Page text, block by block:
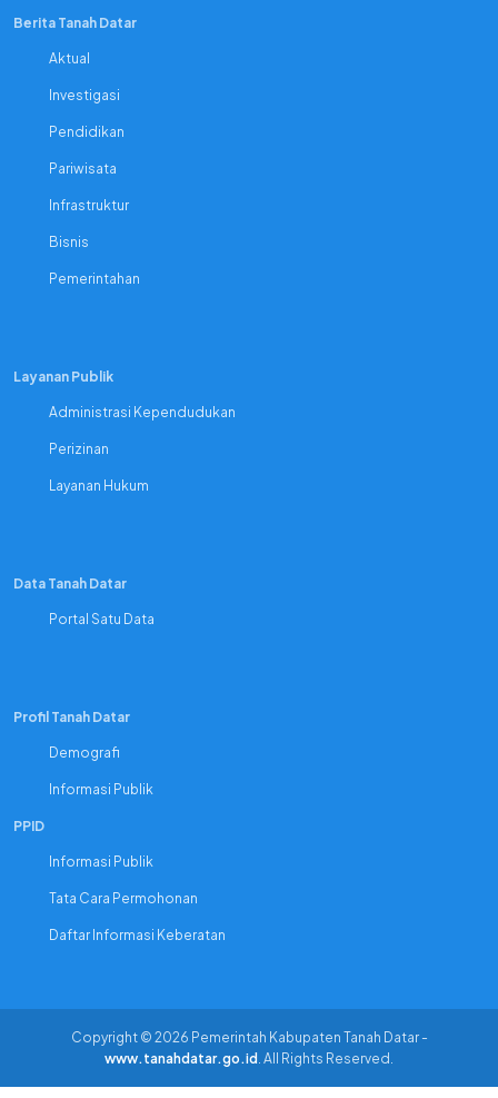
Berita Tanah Datar
Aktual
Investigasi
Pendidikan
Pariwisata
Infrastruktur
Bisnis
Pemerintahan
Layanan Publik
Administrasi Kependudukan
Perizinan
Layanan Hukum
Data Tanah Datar
Portal Satu Data
Profil Tanah Datar
Demografi
Informasi Publik
PPID
Informasi Publik
Tata Cara Permohonan
Daftar Informasi Keberatan
Copyright © 2026 Pemerintah Kabupaten Tanah Datar -
www.tanahdatar.go.id . All Rights Reserved.